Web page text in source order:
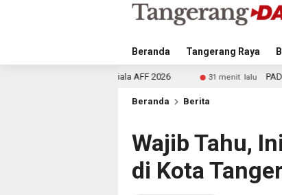
Beranda Tangerang Raya
31 menit lalu PAD Kabupaten Tangerang Naik
Beranda Berita
Wajib Tahu,
di Kota